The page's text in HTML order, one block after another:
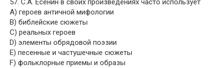
57. С.А. Есенин в своих произведениях часто использует
A) героев античной мифологии
B) библейские сюжеты
C) реальных героев
D) элементы обрядовой поэзии
E) песенные и частушечные сюжеты
F) фольклорные приемы и образы